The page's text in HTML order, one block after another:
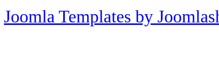
Joomla Templates by